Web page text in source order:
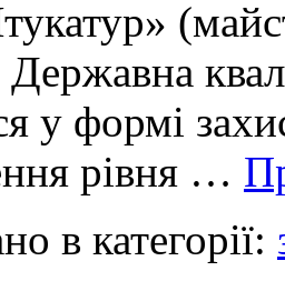
у формі
рівня …
в категорії: